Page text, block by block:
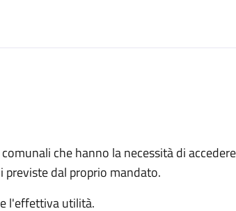
che hanno la necessità di
dal proprio mandato.
l'effettiva utilità.